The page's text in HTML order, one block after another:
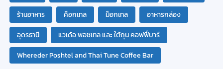
ร้านอาหาร
ค็อกเทล ม็อกเทล
อาหารกล่อง
อุดรธานี
แวเด้อ พอชเทล และ ใต้ถุน คอฟฟี่บาร์
Whereder Poshtel and Thai Tune Coffee Bar